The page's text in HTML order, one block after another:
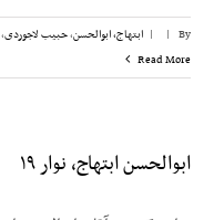
By
|
| ابتهاج، ابوالحسن,حبیب لاجوردی,
Read More
ابوالحسن ابتهاج،‌ نوار ۱۹